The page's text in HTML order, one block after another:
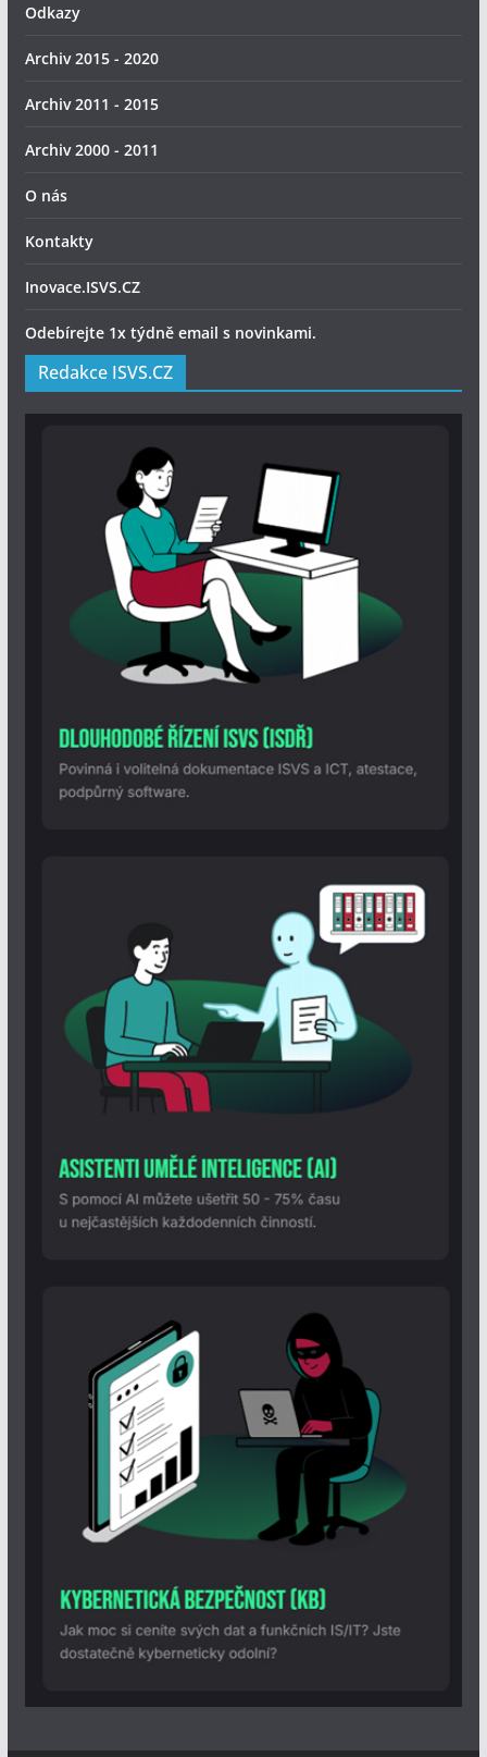
Odkazy
Archiv 2015 - 2020
Archiv 2011 - 2015
Archiv 2000 - 2011
O nás
Kontakty
Inovace.ISVS.CZ
Odebírejte 1x týdně email s novinkami.
Redakce ISVS.CZ